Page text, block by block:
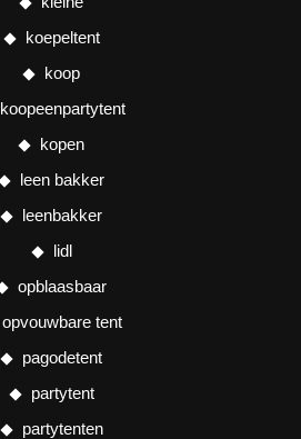
koepeltent
koop
koopeenpartytent
kopen
leen bakker
leenbakker
lidl
opblaasbaar
opvouwbare tent
pagodetent
partytent
partytenten